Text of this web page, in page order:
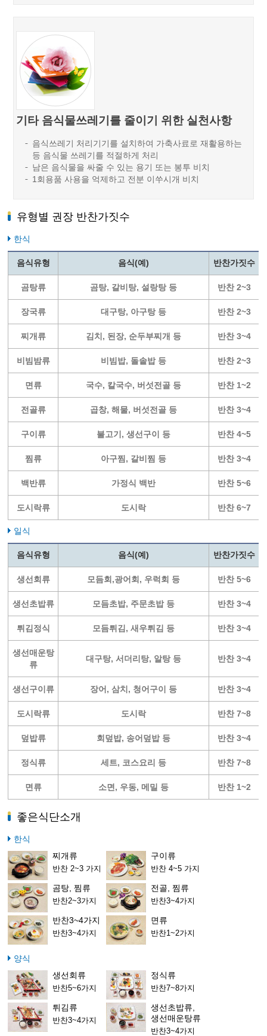
기타 음식물쓰레기를 줄이기 위한 실천사항
음식쓰레기 처리기기를 설치하여 가축사료로 재활용하는
등 음식물 쓰레기를 적절하게 처리
남은 음식물을 싸줄 수 있는 용기 또는 봉투 비치
1회용품 사용을 억제하고 전분 이쑤시개 비치
유형별 권장 반찬가짓수
한식
음식유형 음식(예) 반찬가짓수
곰탕류 곰탕, 갈비탕, 설랑탕 등 반찬 2~3
장국류 대구탕, 아구탕 등 반찬 2~3
찌개류 김치, 된장, 순두부찌개 등 반찬 3~4
비빔밤류 비빔밥, 돌솥밥 등 반찬 2~3
면류 국수, 칼국수, 버섯전골 등 반찬 1~2
전골류 곱창, 해물, 버섯전골 등 반찬 3~4
구이류 불고기, 생선구이 등 반찬 4~5
찜류 아구찜, 갈비찜 등 반찬 3~4
백반류 가정식 백반 반찬 5~6
도시락류 도시락 반찬 6~7
일식
음식유형 음식(예) 반찬가짓수
생선회류 모듬회,광어회, 우럭회 등 반찬 5~6
생선초밥류 모듬초밥, 주문초밥 등 반찬 3~4
튀김정식 모듬튀김, 새우튀김 등 반찬 3~4
생선매운탕
류
대구탕, 서더리탕, 알탕 등 반찬 3~4
생선구이류 장어, 삼치, 청어구이 등 반찬 3~4
도시락류 도시락 반찬 7~8
덮밥류 회덮밥, 송어덮밥 등 반찬 3~4
정식류 세트, 코스요리 등 반찬 7~8
면류 소면, 우동, 메밀 등 반찬 1~2
좋은식단소개
한식
찌개류
반찬 2~3 가지
구이류
반찬 4~5 가지
곰탕, 찜류
반찬2~3가지
전골, 찜류
반찬3~4가지
반찬3~4가지
반찬3~4가지
면류
반찬1~2가지
양식
생선회류
반찬5~6가지
정식류
반찬7~8가지
튀김류
반찬3~4가지
생선초밥류,
생선매운탕류
반찬3~4가지